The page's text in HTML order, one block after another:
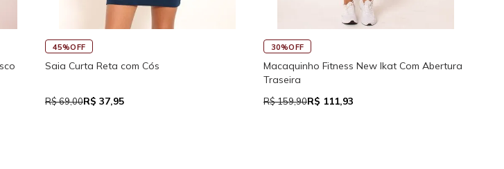
30%OFF
Macaquinho Fitness New Ikat Com Abertura
R$ 159,90R$ 111,93
45%OFF
Regata Feminina de Alcinhas Reguláveis
R$ 71,00R$ 39,05